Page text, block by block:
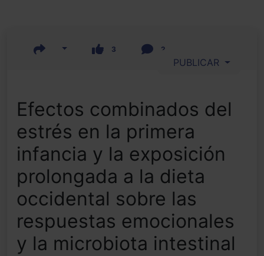
3 2
PUBLICAR
Efectos combinados del
estrés en la primera
infancia y la exposición
prolongada a la dieta
occidental sobre las
respuestas emocionales
y la microbiota intestinal